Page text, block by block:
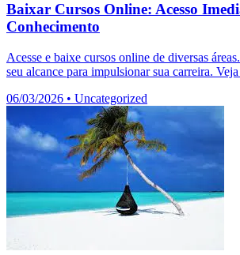
Baixar Cursos Online: Acesso
Conhecimento
Acesse e baixe cursos online de diversas
seu alcance para impulsionar sua carreira.
06/03/2026 • Uncategorized